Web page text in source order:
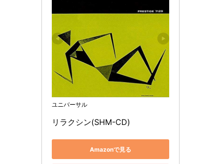
ユニバーサル
リラクシン(SHM-CD)
Amazonで見る